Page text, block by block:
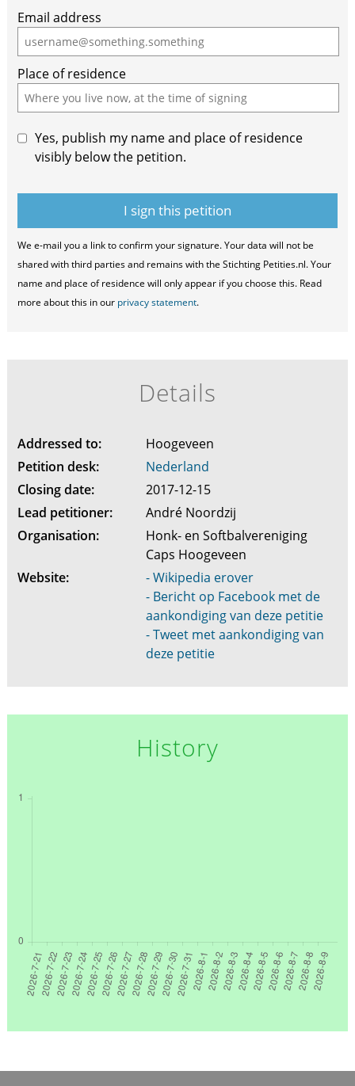
Email address
Place of residence
Yes, publish my name and place of residence
visibly below the petition.
We e-mail you a link to confirm your signature. Your data will not be
shared with third parties and remains with the Stichting Petities.nl. Your
name and place of residence will only appear if you choose this. Read
more about this in our privacy statement.
Details
Addressed to:
Hoogeveen
Petition desk:
Nederland
Closing date:
2017-12-15
Lead petitioner:
André Noordzij
Organisation:
Honk- en Softbalvereniging
Caps Hoogeveen
Website:
- Wikipedia erover
- Bericht op Facebook met de
aankondiging van deze petitie
- Tweet met aankondiging van
deze petitie
History